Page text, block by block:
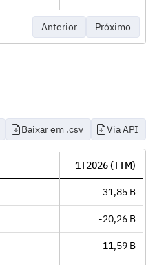
Anterior Próximo
Baixar em .csv Via API
1T2026 (TTM)
31,85 B
-20,26 B
11,59 B